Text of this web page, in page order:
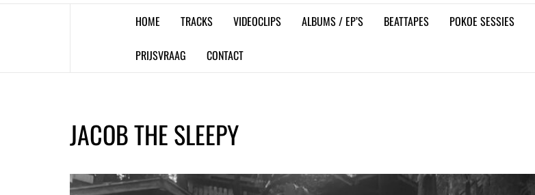
HOME TRACKS VIDEOCLIPS ALBUMS / EP’S BEATTAPES POKOE SESSIES
PRIJSVRAAG CONTACT
JACOB THE SLEEPY